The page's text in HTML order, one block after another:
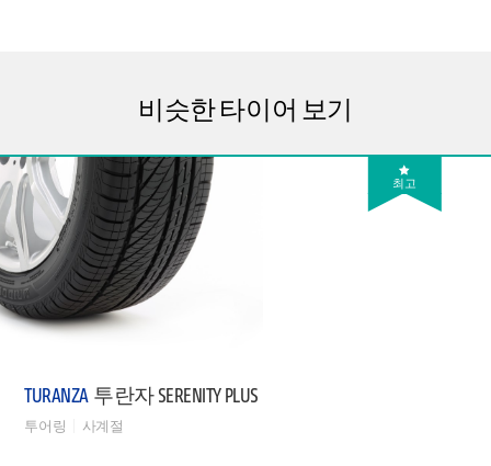
비슷한 타이어 보기
최고
TURANZA 투란자 SERENITY PLUS
투어링 사계절